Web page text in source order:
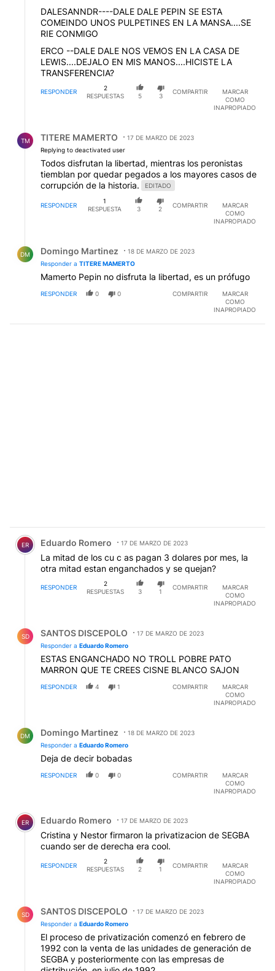
DALESANNDR----DALE DALE PEPIN SE ESTA
COMEINDO UNOS PULPETINES EN LA MANSA....SE
RIE CONMIGO
ERCO --DALE DALE NOS VEMOS EN LA CASA DE
LEWIS....DEJALO EN MIS MANOS....HICISTE LA
TRANSFERENCIA?
RESPONDER
2
RESPUESTAS
5 3
COMPARTIR
MARCAR
COMO
INAPROPIADO
TM TITERE MAMERTO
17 DE MARZO DE 2023
Replying to deactivated user
Todos disfrutan la libertad, mientras los peronistas
tiemblan por quedar pegados a los mayores casos de
corrupción de la historia.
EDITADO
RESPONDER
1
RESPUESTA
3 2
COMPARTIR
MARCAR
COMO
INAPROPIADO
DM Domingo Martinez
18 DE MARZO DE 2023
Responder a TITERE MAMERTO
Mamerto Pepin no disfruta la libertad, es un prófugo
RESPONDER 0 0 COMPARTIR
MARCAR
COMO
INAPROPIADO
Comentario de Eduardo Romero.
ER Eduardo Romero 17 DE MARZO DE 2023
La mitad de los cu c as pagan 3 dolares por mes, la
otra mitad estan enganchados y se quejan?
RESPONDER
2
RESPUESTAS
3 1
COMPARTIR
MARCAR
COMO
INAPROPIADO
SD SANTOS DISCEPOLO
17 DE MARZO DE 2023
Responder a Eduardo Romero
ESTAS ENGANCHADO NO TROLL POBRE PATO
MARRON QUE TE CREES CISNE BLANCO SAJON
RESPONDER 4 1 COMPARTIR
MARCAR
COMO
INAPROPIADO
DM Domingo Martinez
18 DE MARZO DE 2023
Responder a Eduardo Romero
Deja de decir bobadas
RESPONDER 0 0 COMPARTIR
MARCAR
COMO
INAPROPIADO
Comentario de Eduardo Romero.
ER Eduardo Romero 17 DE MARZO DE 2023
Cristina y Nestor firmaron la privatizacion de SEGBA
cuando ser de derecha era cool.
RESPONDER
2
RESPUESTAS
2 1
COMPARTIR
MARCAR
COMO
INAPROPIADO
SD SANTOS DISCEPOLO
17 DE MARZO DE 2023
Responder a Eduardo Romero
El proceso de privatización comenzó en febrero de
1992 con la venta de las unidades de generación de
SEGBA y posteriormente con las empresas de